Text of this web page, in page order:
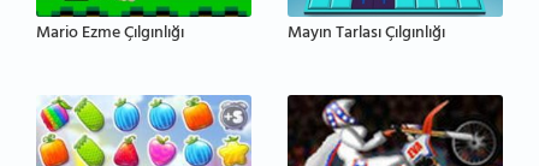
Mario Ezme Çılgınlığı Mayın Tarlası Çılgınlığı